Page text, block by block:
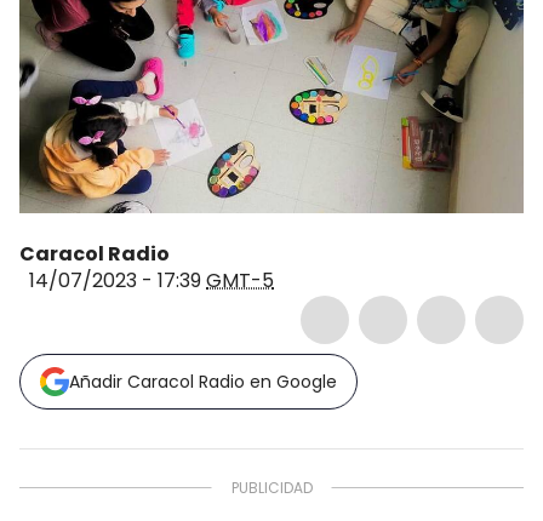
Caracol Radio
14/07/2023 - 17:39GMT-5
Añadir Caracol Radio en Google